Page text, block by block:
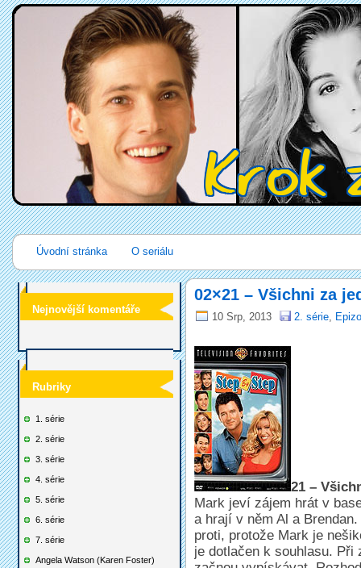
Úvodní stránka O seriálu
Nejnovější komentáře
Rubriky
1. série
2. série
3. série
4. série
5. série
6. série
7. série
Angela Watson (Karen Foster)
02×21 – Všichni za
10 Srp, 2013 2. série,
21 –
Mark jeví zájem hrát v
a hrají v něm Al a
proti, protože Mark je
je dotlačen k souhlasu. Při